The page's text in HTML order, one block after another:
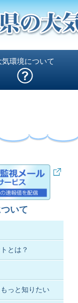
気環境について
いて
とは？
っと知りたい